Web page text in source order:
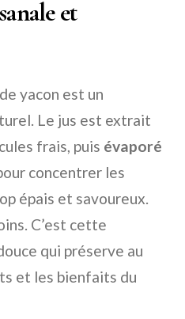
et
yacon est un
Le jus est extrait
frais, puis évaporé
concentrer les
épais et savoureux.
C’est cette
qui préserve au
et les bienfaits du